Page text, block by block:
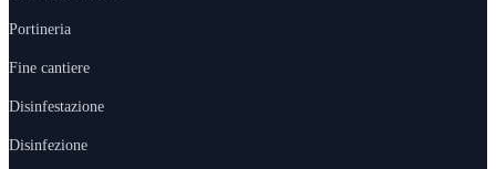
Portineria
Fine cantiere
Disinfestazione
Disinfezione